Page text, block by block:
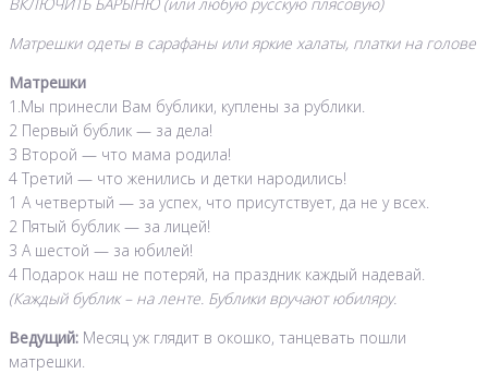
ВКЛЮЧИТЬ БАРЫНЮ (или любую русскую плясовую)
Матрешки одеты в сарафаны или яркие халаты, платки на голове
Матрешки
1.Мы принесли Вам бублики, куплены за рублики.
2 Первый бублик — за дела!
3 Второй — что мама родила!
4 Третий — что женились и детки народились!
1 А четвертый — за успех, что присутствует, да не у всех.
2 Пятый бублик — за лицей!
3 А шестой — за юбилей!
4 Подарок наш не потеряй, на праздник каждый надевай.
(Каждый бублик – на ленте. Бублики вручают юбиляру.
Ведущий: Месяц уж глядит в окошко, танцевать пошли
матрешки.